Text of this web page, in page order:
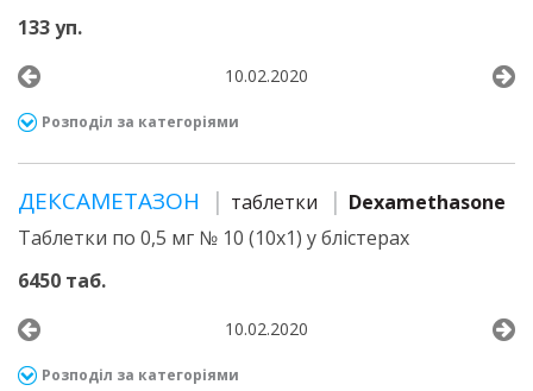
133 уп.
10.02.2020
Розподіл за категоріями
ДЕКСАМЕТАЗОН таблетки
Dexamethasone
Таблетки по 0,5 мг № 10 (10х1) у блістерах
6450 таб.
10.02.2020
Розподіл за категоріями